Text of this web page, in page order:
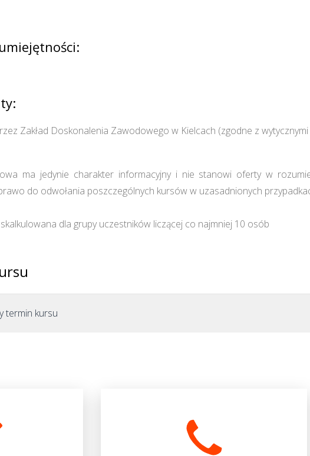
Zakład Doskonalenia Zawodowego w Kielcach (zgodne z
ma jedynie charakter informacyjny i nie stanowi oferty w
do odwołania poszczególnych kursów w uzasadnionych
dla grupy uczestników liczącej co najmniej 10 osób
termin kursu